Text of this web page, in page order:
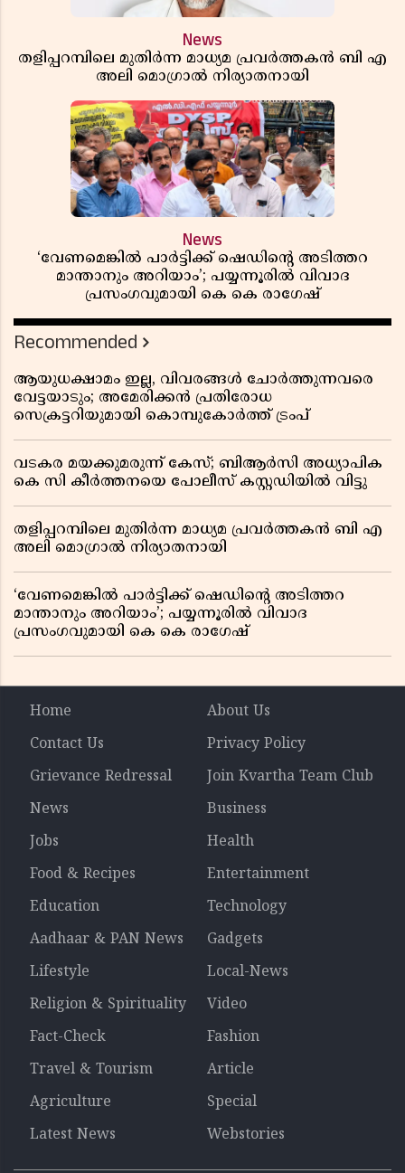
News
തളിപ്പറമ്പിലെ മുതിർന്ന മാധ്യമ പ്രവർത്തകൻ ബി എ
അലി മൊഗ്രാൽ നിര്യാതനായി
News
‘വേണമെങ്കിൽ പാർട്ടിക്ക് ഷെഡിൻ്റെ അടിത്തറ
മാന്താനും അറിയാം’; പയ്യന്നൂരിൽ വിവാദ
പ്രസംഗവുമായി കെ കെ രാഗേഷ്
Recommended
ആയുധക്ഷാമം ഇല്ല, വിവരങ്ങൾ ചോർത്തുന്നവരെ
വേട്ടയാടും; അമേരിക്കൻ പ്രതിരോധ
സെക്രട്ടറിയുമായി കൊമ്പുകോർത്ത് ട്രംപ്
വടകര മയക്കുമരുന്ന് കേസ്; ബിആർസി അധ്യാപിക
കെ സി കീർത്തനയെ പോലീസ് കസ്റ്റഡിയിൽ വിട്ടു
തളിപ്പറമ്പിലെ മുതിർന്ന മാധ്യമ പ്രവർത്തകൻ ബി എ
അലി മൊഗ്രാൽ നിര്യാതനായി
‘വേണമെങ്കിൽ പാർട്ടിക്ക് ഷെഡിൻ്റെ അടിത്തറ
മാന്താനും അറിയാം’; പയ്യന്നൂരിൽ വിവാദ
പ്രസംഗവുമായി കെ കെ രാഗേഷ്
Home
About Us
Contact Us
Privacy Policy
Grievance Redressal
Join Kvartha Team Club
News
Business
Jobs
Health
Food & Recipes
Entertainment
Education
Technology
Aadhaar & PAN News
Gadgets
Lifestyle
Local-News
Religion & Spirituality
Video
Fact-Check
Fashion
Travel & Tourism
Article
Agriculture
Special
Latest News
Webstories